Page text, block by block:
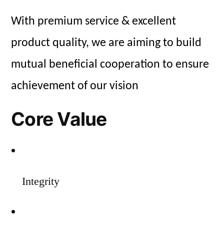
With premium service & excellent
product quality, we are aiming to build
mutual beneficial cooperation to ensure
achievement of our vision
Core Value
Integrity